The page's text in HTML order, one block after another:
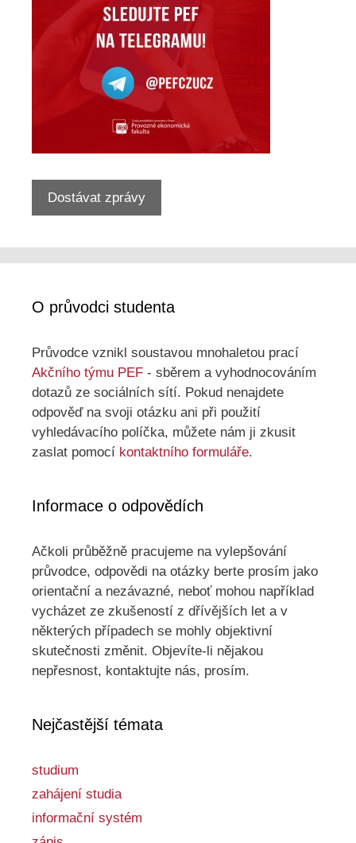
Dostávat zprávy
O průvodci studenta
Průvodce vznikl soustavou mnohaletou prací
Akčního týmu PEF - sběrem a vyhodnocováním
dotazů ze sociálních sítí. Pokud nenajdete
odpověď na svoji otázku ani při použití
vyhledávacího políčka, můžete nám ji zkusit
zaslat pomocí kontaktního formuláře.
Informace o odpovědích
Ačkoli průběžně pracujeme na vylepšování
průvodce, odpovědi na otázky berte prosím jako
orientační a nezávazné, neboť mohou například
vycházet ze zkušeností z dřívějších let a v
některých případech se mohly objektivní
skutečnosti změnit. Objevíte-li nějakou
nepřesnost, kontaktujte nás, prosím.
Nejčastější témata
studium
zahájení studia
informační systém